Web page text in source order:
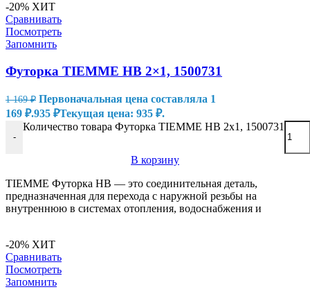
-20% ХИТ
Сравнивать
Посмотреть
Запомнить
Футорка TIEMME НВ 2×1, 1500731
1 169₽ Первоначальная цена составляла 1
169 ₽.935 ₽Текущая цена: 935 ₽.
-
Количество товара Футорка TIEMME НВ 2x1, 1500731
В корзину
TIEMME Футорка НВ — это соединительная деталь,
предназначенная для перехода с наружной резьбы на
внутреннюю в системах отопления, водоснабжения и
-20% ХИТ
Сравнивать
Посмотреть
Запомнить